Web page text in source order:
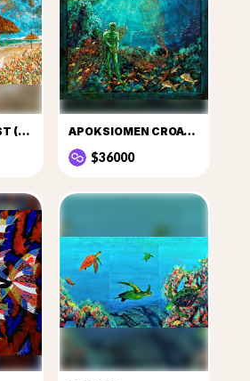
AMOR IN AURA EST (LOVE IS IN THE AIR) APOKSIOMEN CROATICUS
$36000